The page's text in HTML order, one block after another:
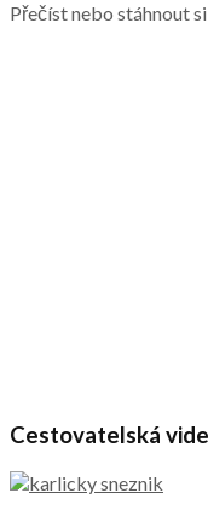
Přečíst nebo stáhnout
Cestovatelská